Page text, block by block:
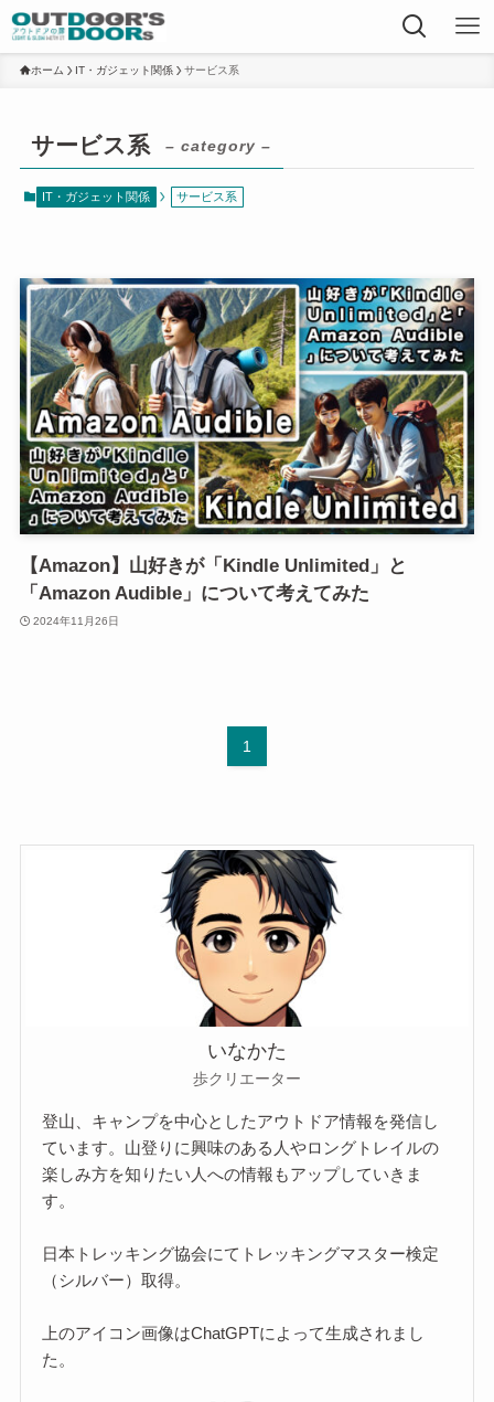
ホーム IT・ガジェット関係 サービス系
サービス系 – category –
IT・ガジェット関係 サービス系
【Amazon】山好きが「Kindle Unlimited」と
「Amazon Audible」について考えてみた
2024年11月26日
1
いなかた
歩クリエーター
登山、キャンプを中心としたアウトドア情報を発信し
ています。山登りに興味のある人やロングトレイルの
楽しみ方を知りたい人への情報もアップしていきま
す。
日本トレッキング協会にてトレッキングマスター検定
（シルバー）取得。
上のアイコン画像はChatGPTによって生成されまし
た。